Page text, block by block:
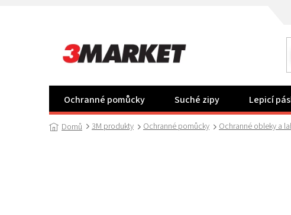
Ochranné pomůcky Suché zipy Lepicí
Domů 3M produkty Ochranné pomůcky Ochranné obleky a